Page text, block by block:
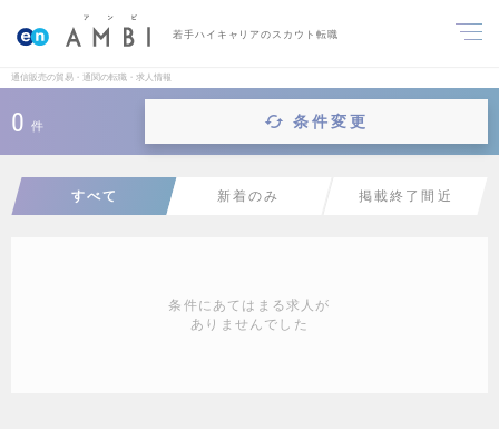
若手ハイキャリアのスカウト転職
通信販売の貿易・通関の転職・求人情報
0 件 条件変更
すべて 新着のみ 掲載終了間近
条件にあてはまる求人が
ありませんでした